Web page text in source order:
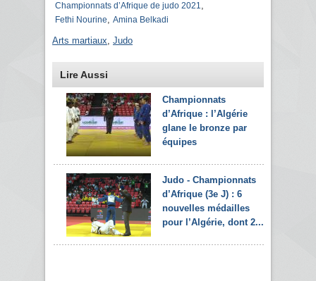
Championnats d’Afrique de judo 2021
Fethi Nourine Amina Belkadi
Arts martiaux Judo
Lire Aussi
Championnats
d’Afrique : l’Algérie
glane le bronze par
équipes
Judo - Championnats
d’Afrique (3e J) : 6
nouvelles médailles
pour l’Algérie, dont 2...